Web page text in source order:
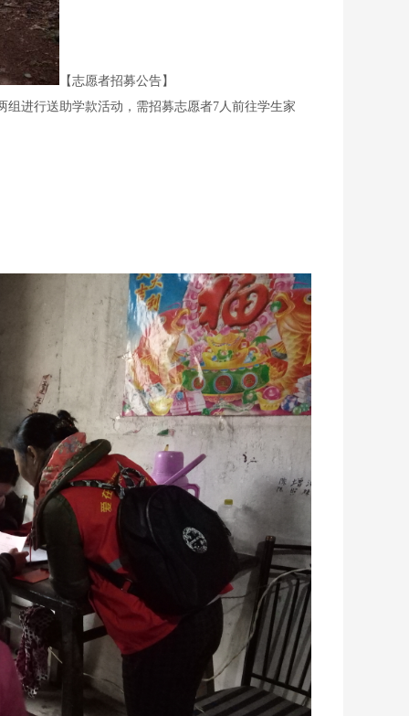
【志愿者招募公告】
进行送助学款活动，需招募志愿者7人前往学生家